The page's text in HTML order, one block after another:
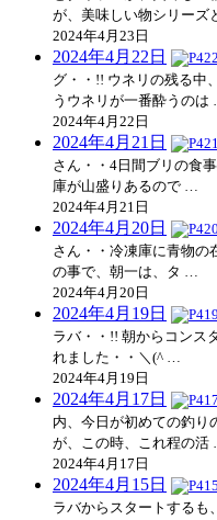
が、美味しい物シリーズ
2024年4月23日
2024年4月22日
グ・・!! ウネリの残る中
うウネリが一番酔うのは
2024年4月22日
2024年4月21日
さん・・4日間ブリの食
庫が山盛りあるので …
2024年4月21日
2024年4月20日
さん・・冷凍庫に青物の
の事で、朝一は、タ …
2024年4月20日
2024年4月19日
ラバ・・!! 朝からコンス
れました・・＼(^ …
2024年4月19日
2024年4月17日
内、今日が初めての釣り
が、この時、これ程の活
2024年4月17日
2024年4月15日
ラバからスタートするも